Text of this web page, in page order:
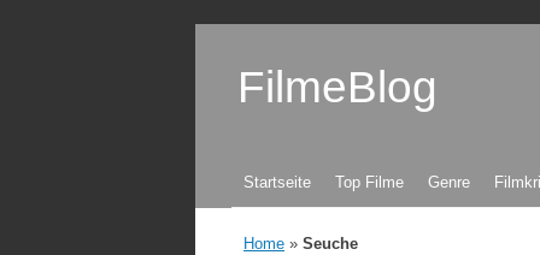
FilmeBlog
Zum Inhalt springen
Startseite Top Filme Genre
Home » Seuche